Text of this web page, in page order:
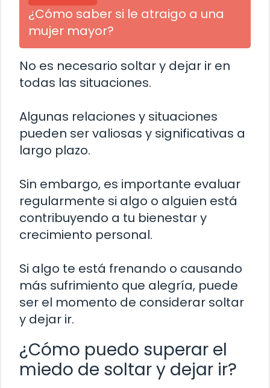
¿Cómo saber si le atraigo a una
mujer mayor?
No es necesario soltar y dejar ir en
todas las situaciones.
Algunas relaciones y situaciones
pueden ser valiosas y significativas a
largo plazo.
Sin embargo, es importante evaluar
regularmente si algo o alguien está
contribuyendo a tu bienestar y
crecimiento personal.
Si algo te está frenando o causando
más sufrimiento que alegría, puede
ser el momento de considerar soltar
y dejar ir.
¿Cómo puedo superar el
miedo de soltar y dejar ir?